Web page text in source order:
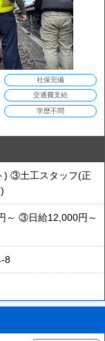
社保完備
交通費支給
学歴不問
③土工スタッフ(正
～ ③日給12,000円～
8